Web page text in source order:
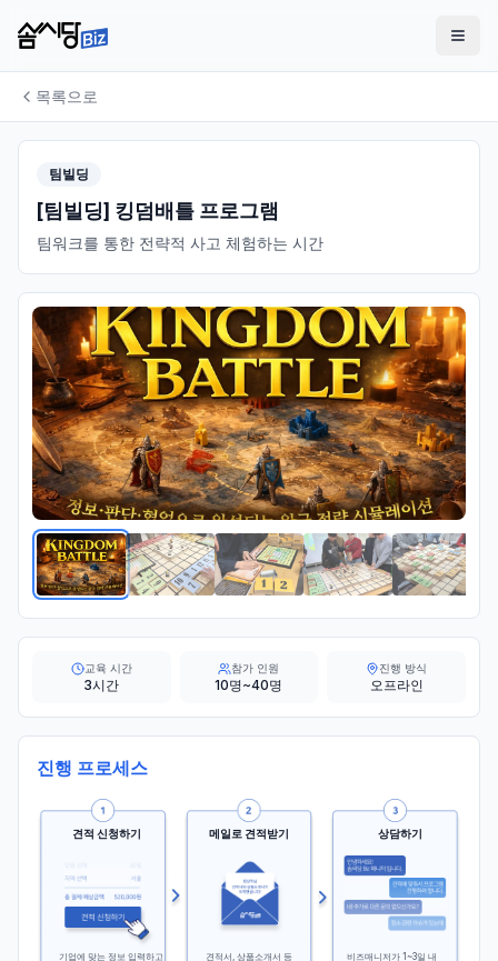
목록으로
팀빌딩
[팀빌딩] 킹덤배틀 프로그램
팀워크를 통한 전략적 사고 체험하는 시간
교육 시간
3시간
참가 인원
10명~40명
진행 방식
오프라인
진행 프로세스
견적 신청하기
기업에 맞는 정보 입력하고
메일로 견적받기
견적서, 상품소개서 등
상담하기
비즈매니저가 1~3일 내